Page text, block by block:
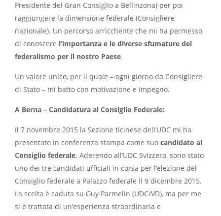
Presidente del Gran Consiglio a Bellinzona) per poi
raggiungere la dimensione federale (Consigliere
nazionale). Un percorso arricchente che mi ha permesso
di conoscere l’importanza e le diverse sfumature del
federalismo per il nostro Paese.
Un valore unico, per il quale – ogni giorno da Consigliere
di Stato – mi batto con motivazione e impegno.
A Berna – Candidatura al Consiglio Federale:
Il 7 novembre 2015 la Sezione ticinese dell’UDC mi ha
presentato in conferenza stampa come suo candidato al
Consiglio federale. Aderendo all’UDC Svizzera, sono stato
uno dei tre candidati ufficiali in corsa per l’elezione del
Consiglio federale a Palazzo federale il 9 dicembre 2015.
La scelta è caduta su Guy Parmelin (UDC/VD), ma per me
si è trattata di un’esperienza straordinaria e